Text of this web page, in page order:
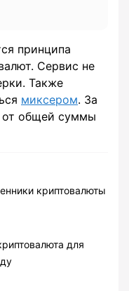
принципа
Сервис не
Также
миксером. За
от общей суммы
криптовалюты
для